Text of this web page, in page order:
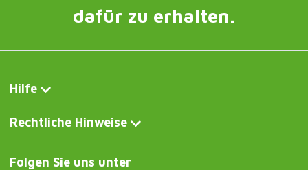
dafür zu erhalten.
Hilfe
Rechtliche Hinweise
Folgen Sie uns unter